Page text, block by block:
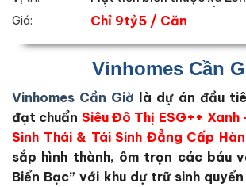
Cần Thạnh, huyện Cần
Giá: Chỉ 9tỷ5 / Căn
Vinhomes Cần
Vinhomes Cần Giờ là dự án đầu
đạt chuẩn Siêu Đô Thị ESG++ Xanh
Sinh Thái & Tái Sinh Đẳng Cấp
sắp hình thành, ôm trọn các báu
Biển Bạc” với khu dự trữ sinh